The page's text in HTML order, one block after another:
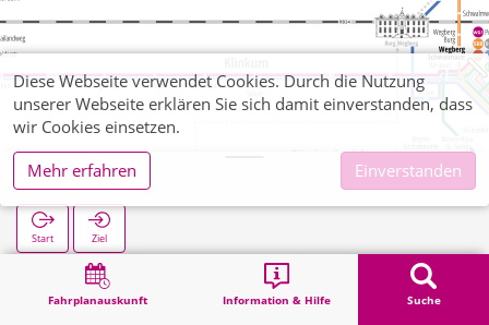
Fahrplanauskunft Information & Hilfe Suche
Lindbruch
Start Ziel
Lindbruch
Diese Webseite verwendet Cookies. Durch die Nutzung
unserer Webseite erklären Sie sich damit einverstanden, dass
wir Cookies einsetzen.
Mehr erfahren
Einverstanden